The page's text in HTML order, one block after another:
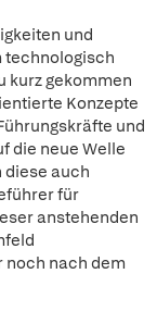
und
technologisch
kurz gekommen
Konzepte
und
die neue Welle
auch
für
anstehenden
noch nach dem